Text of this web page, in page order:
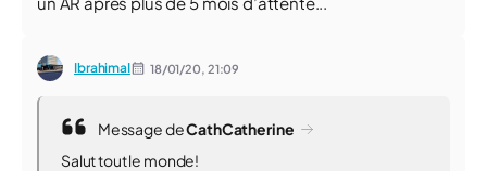
IbrahimaI 18/01/20, 21:09
Message deCathCatherine
Salut tout le monde!